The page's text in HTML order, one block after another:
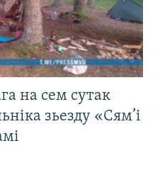
на сем сутак
зьезду «Сям’і